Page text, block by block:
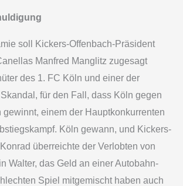
soll Kickers-Offenbach-Präsident
Manfred Manglitz zugesagt
des 1. FC Köln und einer der
für den Fall, dass Köln gegen
gewinnt, einem der Hauptkonkurrenten
Köln gewann, und Kickers-
überreichte der Verlobten von
Walter, das Geld an einer Autobahn-
Spiel mitgemischt haben auch